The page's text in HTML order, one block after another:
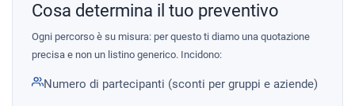
Cosa determina il tuo preventivo
Ogni percorso è su misura: per questo ti diamo una quotazione
precisa e non un listino generico. Incidono:
Numero di partecipanti (sconti per gruppi e aziende)